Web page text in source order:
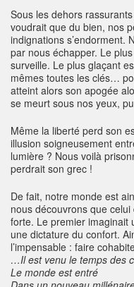
Sous les dehors
voudrait que du bien, nos
indignations s’endorment.
par nous échapper. Le
surveille. Le plus glaçant
mêmes toutes les clés…
atteint alors son apogée
se meurt sous nos yeux,
Même la liberté perd son
illusion soigneusement
lumière ? Nous voilà
perdrait son grec !
De fait, notre monde est
nous découvrons que
forte. Le premier imaginait
une dictature du confort.
l’impensable : faire
…Il est venu le temps des
Le monde est entré